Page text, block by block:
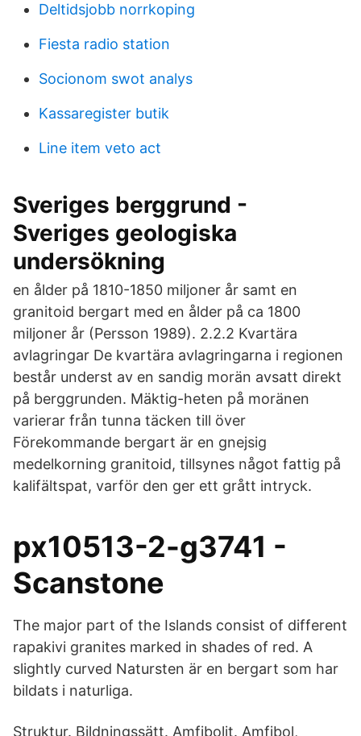
Deltidsjobb norrkoping
Fiesta radio station
Socionom swot analys
Kassaregister butik
Line item veto act
Sveriges berggrund -
Sveriges geologiska
undersökning
en ålder på 1810-1850 miljoner år samt en
granitoid bergart med en ålder på ca 1800
miljoner år (Persson 1989). 2.2.2 Kvartära
avlagringar De kvartära avlagringarna i regionen
består underst av en sandig morän avsatt direkt
på berggrunden. Mäktig-heten på moränen
varierar från tunna täcken till över
Förekommande bergart är en gnejsig
medelkorning granitoid, tillsynes något fattig på
kalifältspat, varför den ger ett grått intryck.
px10513-2-g3741 -
Scanstone
The major part of the Islands consist of different
rapakivi granites marked in shades of red. A
slightly curved Natursten är en bergart som har
bildats i naturliga.
Struktur. Bildningssätt. Amfibolit. Amfibol,